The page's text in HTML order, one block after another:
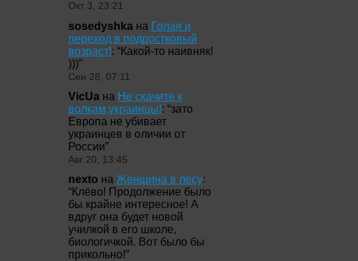
Окт 3, 23:21
sosedyshka на Голая и
переход в подростковый
возраст!: “Какой-то наивняк!
)))”
Сен 28, 07:11
VicUa на Не скачите к
волкам,украинцы!: “зато
Европа не убивает
украинцев в оличии от
России”
Авг 20, 13:45
nexto на Женщина в лесу:
“Клёво! Продолжение было
бы крайне интересное! А
вдруг она будет новой
училкой в его школе,
биологичкой. Вот было бы
прикольно!”